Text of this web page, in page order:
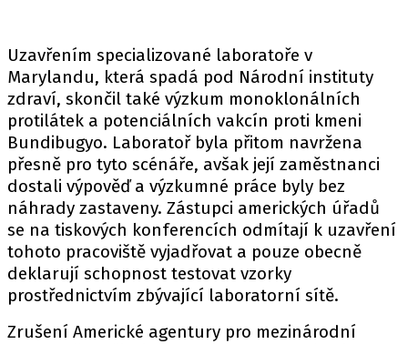
Uzavřením specializované laboratoře v
Marylandu, která spadá pod Národní instituty
zdraví, skončil také výzkum monoklonálních
protilátek a potenciálních vakcín proti kmeni
Bundibugyo. Laboratoř byla přitom navržena
přesně pro tyto scénáře, avšak její zaměstnanci
dostali výpověď a výzkumné práce byly bez
náhrady zastaveny. Zástupci amerických úřadů
se na tiskových konferencích odmítají k uzavření
tohoto pracoviště vyjadřovat a pouze obecně
deklarují schopnost testovat vzorky
prostřednictvím zbývající laboratorní sítě.
Zrušení Americké agentury pro mezinárodní